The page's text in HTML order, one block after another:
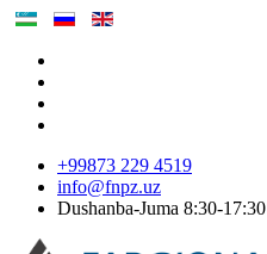
+99873 229 4519
info@fnpz.uz
Dushanba-Juma 8:30-17:30